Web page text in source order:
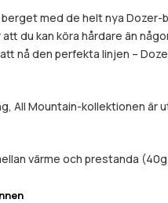
berget med de helt nya
du kan köra hårdare än
nå den perfekta linjen –
All Mountain-kollektionen är
värme och prestanda